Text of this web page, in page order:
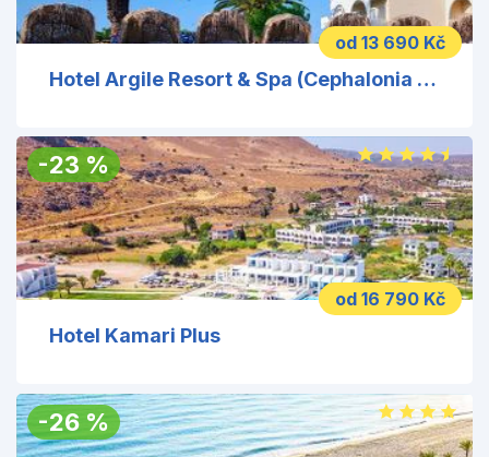
od 13 690 Kč
Hotel Argile Resort & Spa (Cephalonia Palace)
od 16 790 Kč
-23 %
Hotel Kamari Plus
-26 %